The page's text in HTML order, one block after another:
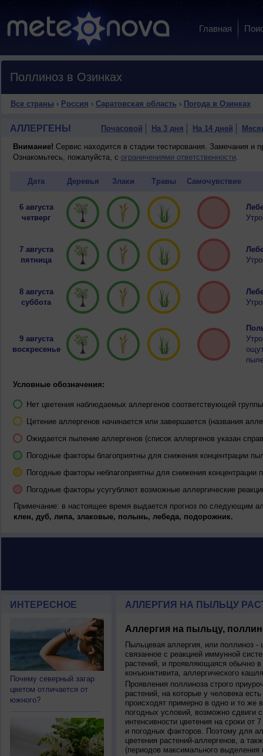
Главная
Поллиноз в Озинках
Все страны › Россия › Саратовская область › Погода в Озинках
АЛЛЕРГЕНЫ Почасовой На 3 дня На 14 дней
Внимание! Сервис находится в стадии тестирования. Замечания и
Ознакомьтесь, пожалуйста, с ограничениями ответственности.
Дата Деревья Злаки Травы Самочувствие
6 августа
четверг
7 августа
пятница
8 августа
суббота
9 августа
воскресенье
Условные обозначения:
Нет цветения наблюдаемых аллергенов соответствующей
Цетение аллергенов начинается или завершается (названия
Ожидается пыление аллергенов (список аллергенов указан
Погодные факторы благоприятны для снижения концентрации
Погодные факторы неблагоприятны для снижения концентрации
Погодные факторы усугубляют возможные аллергические
Примечание: в настоящее время выдается прогноз по следующим
клен, дуб, липа, злаковые, полынь, лебеда, подорожник.
ИНТЕРЕСНОЕ
Почему северный загар
цветом отличается от
южного?
АЛЛЕРГИЯ НА ПЫЛЬЦУ
Аллергия на пыльцу,
Пыльцевая аллергия, или поллиноз -
связанное с реакцией иммунной
растений, и проявляющаяся обычно
конъюнктивита, аллергического
Проявления поллиноза строго
растений, на которые у человека
происходят примерно в одно и то же
погодных условий, возможно сдвиги
интенсивности цветения на сроки от
и погодных факторов. Поэтому для
цветения растений-аллергенов, а
(периодов максимального